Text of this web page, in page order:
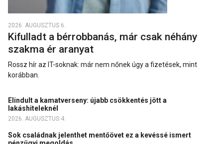
2026. AUGUSZTUS 6.
Kifulladt a bérrobbanás, már csak néhány
szakma ér aranyat
Rossz hír az IT-soknak: már nem nőnek úgy a fizetések, mint
korábban.
Elindult a kamatverseny: újabb csökkentés jött a
lakáshiteleknél
2026. AUGUSZTUS 4.
Sok családnak jelenthet mentőövet ez a kevéssé ismert